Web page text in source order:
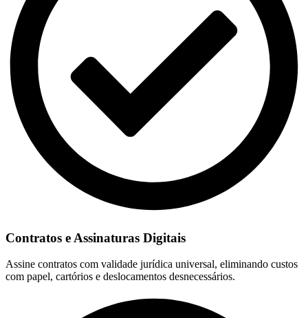
Contratos e Assinaturas Digitais
Assine contratos com validade jurídica universal, eliminando custos
com papel, cartórios e deslocamentos desnecessários.